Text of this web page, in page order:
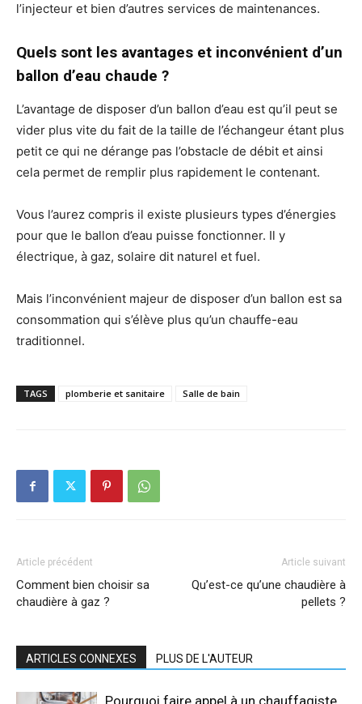
l’injecteur et bien d’autres services de maintenances.
Quels sont les avantages et inconvénient d’un
ballon d’eau chaude ?
L’avantage de disposer d’un ballon d’eau est qu’il peut se
vider plus vite du fait de la taille de l’échangeur étant plus
petit ce qui ne dérange pas l’obstacle de débit et ainsi
cela permet de remplir plus rapidement le contenant.
Vous l’aurez compris il existe plusieurs types d’énergies
pour que le ballon d’eau puisse fonctionner. Il y
électrique, à gaz, solaire dit naturel et fuel.
Mais l’inconvénient majeur de disposer d’un ballon est sa
consommation qui s’élève plus qu’un chauffe-eau
traditionnel.
TAGS plomberie et sanitaire Salle de bain
Article précédent
Comment bien choisir sa
chaudière à gaz ?
Article suivant
Qu’est-ce qu’une chaudière à
pellets ?
ARTICLES CONNEXES PLUS DE L'AUTEUR